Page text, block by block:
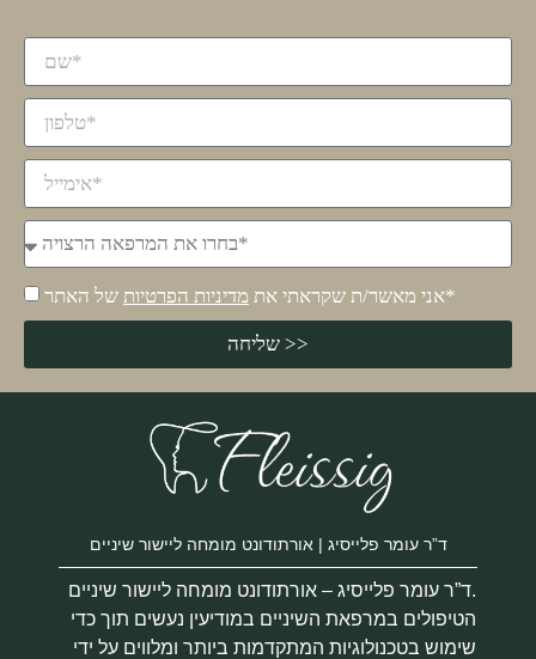
אני מאשר/ת שקראתי את מדיניות הפרטיות של האתר*
שליחה >>
ד”ר עומר פלייסיג | אורתודונט מומחה ליישור שיניים
ד”ר עומר פלייסיג – אורתודונט מומחה ליישור שיניים.
הטיפולים במרפאת השיניים במודיעין נעשים תוך כדי
שימוש בטכנולוגיות המתקדמות ביותר ומלווים על ידי